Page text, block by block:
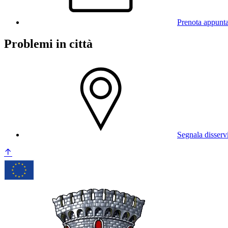
Prenota
Problemi in città
Segnala